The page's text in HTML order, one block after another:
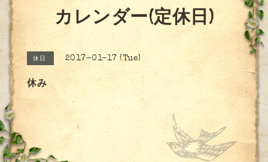
カレンダー(定休日)
休日 2017-01-17 (Tue)
休み